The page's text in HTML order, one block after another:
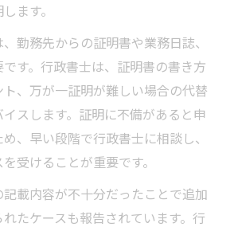
ます。
勤務先からの証明書や業務日誌、
す。行政書士は、証明書の書き方
、万が一証明が難しい場合の代替
スします。証明に不備があると申
、早い段階で行政書士に相談し、
受けることが重要です。
載内容が不十分だったことで追加
たケースも報告されています。行